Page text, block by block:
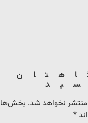
نخواهد شد.
*